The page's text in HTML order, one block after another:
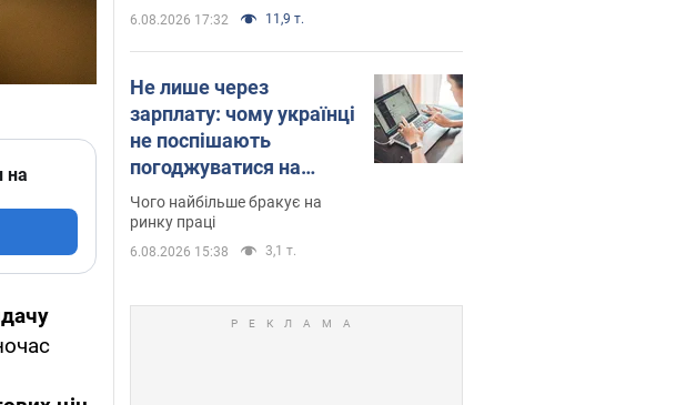
на
6.08.2026 17:32 11,9 т.
Не лише через
зарплату: чому українці
не поспішають
погоджуватися на
вакансії
Чого найбільше бракує на
ринку праці
6.08.2026 15:38 3,1 т.